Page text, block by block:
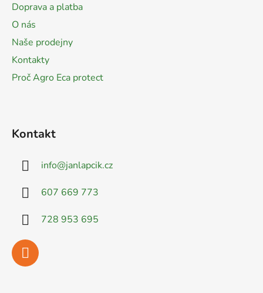
Doprava a platba
O nás
Naše prodejny
Kontakty
Proč Agro Eca protect
Kontakt
info@janlapcik.cz
607 669 773
728 953 695